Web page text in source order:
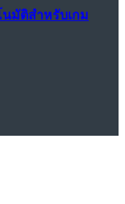
นมัติสำหรับเกม